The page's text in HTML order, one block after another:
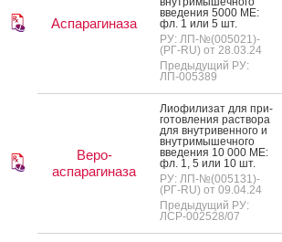
Аспарагиназа
вве­дения 5000 МЕ:
фл. 1 или 5 шт.
РУ: ЛП-№(005021)-
(РГ-RU) от 28.03.24
Предыдущий РУ:
ЛП-005389
Веро-
аспарагиназа
Ли­офи­лизат для при­
готов­ле­ния рас­тво­ра
для внут­ри­вен­но­го и
внут­ри­мышеч­но­го
вве­дения 10 000 МЕ:
фл. 1, 5 или 10 шт.
РУ: ЛП-№(005131)-
(РГ-RU) от 09.04.24
Предыдущий РУ:
ЛСР-002528/07